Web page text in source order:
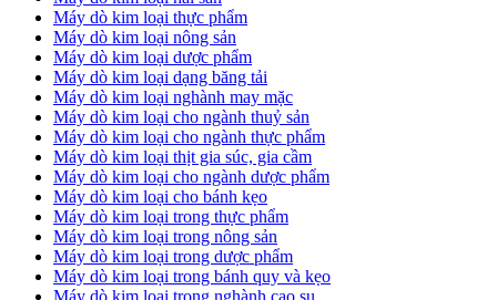
Máy dò kim loại thực phẩm
Máy dò kim loại nông sản
Máy dò kim loại dược phẩm
Máy dò kim loại dạng băng tải
Máy dò kim loại nghành may mặc
Máy dò kim loại cho ngành thuỷ sản
Máy dò kim loại cho ngành thực phẩm
Máy dò kim loại thịt gia súc, gia cầm
Máy dò kim loại cho ngành dược phẩm
Máy dò kim loại cho bánh kẹo
Máy dò kim loại trong thực phẩm
Máy dò kim loại trong nông sản
Máy dò kim loại trong dược phẩm
Máy dò kim loại trong bánh quy và kẹo
Máy dò kim loại trong nghành cao su